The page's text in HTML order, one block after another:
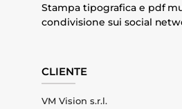
Stampa tipografica e pdf
condivisione sui social
CLIENTE
VM Vision s.r.l.